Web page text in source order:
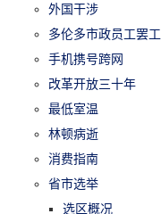
外国干涉
多伦多市政员工罢工
手机携号跨网
改革开放三十年
最低室温
林顿病逝
消费指南
省市选举
选区概况